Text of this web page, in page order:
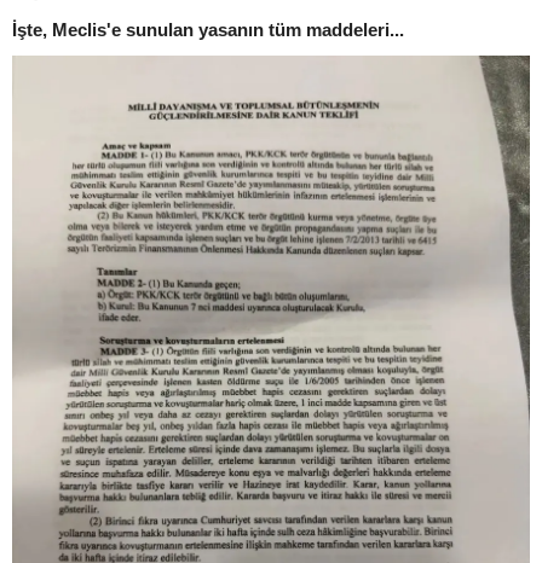
İşte, Meclis'e sunulan yasanın tüm maddeleri...